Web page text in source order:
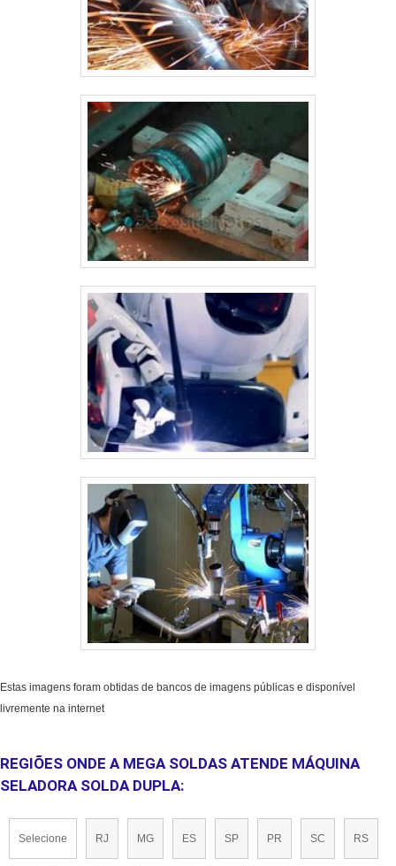
Estas imagens foram obtidas de bancos de imagens públicas e disponível
livremente na internet
REGIÕES ONDE A MEGA SOLDAS ATENDE MÁQUINA
SELADORA SOLDA DUPLA:
Selecione RJ MG ES SP PR SC RS